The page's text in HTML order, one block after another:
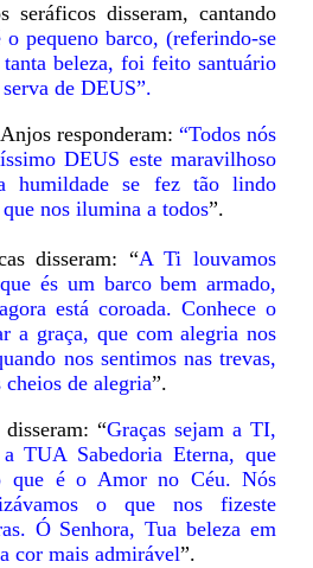
disseram, cantando
o pequeno barco, (referindo-se
beleza, foi feito santuário
de DEUS”.
responderam: “Todos nós
DEUS este maravilhoso
humildade se fez tão lindo
nos ilumina a todos”.
disseram: “A Ti louvamos
és um barco bem armado,
está coroada. Conhece o
a graça, que com alegria nos
nos sentimos nas trevas,
de alegria”.
“Graças sejam a TI,
TUA Sabedoria Eterna, que
que é o Amor no Céu. Nós
o que nos fizeste
Ó Senhora, Tua beleza em
cor mais admirável”.